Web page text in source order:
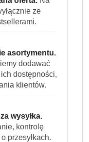
ze
asortymentu.
dodawać
dostępności,
klientów.
wysyłka.
kontrolę
przesyłkach.